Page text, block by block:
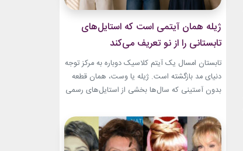
ژیله همان آیتمی است که استایل‌های
تابستانی را از نو تعریف می‌کند
تابستان امسال یک آیتم کلاسیک دوباره به مرکز توجه
دنیای مد بازگشته است. ژیله یا وست، همان قطعه
بدون آستینی که سال‌ها بخشی از استایل‌های رسمی
روزمره شده است. استایل تابستانی با ژیله زنانه به
یکی از ترندهای محبوب فصل تبدیل شده؛ چون هم
ظاهری شیک...